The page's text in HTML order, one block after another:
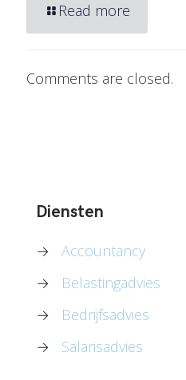
Read more
Comments are closed.
Diensten
→
Accountancy
→
Belastingadvies
→
Bedrijfsadvies
→
Salarisadvies